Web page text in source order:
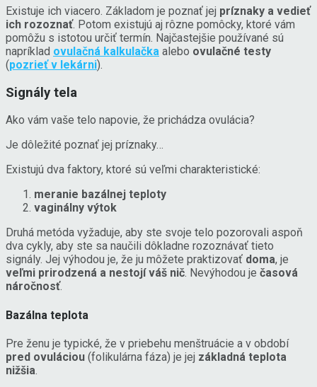
Existuje ich viacero. Základom je poznať jej príznaky a vedieť
ich rozoznať. Potom existujú aj rôzne pomôcky, ktoré vám
pomôžu s istotou určiť termín. Najčastejšie používané sú
napríklad ovulačná kalkulačka alebo ovulačné testy
(pozrieť v lekárni).
Signály tela
Ako vám vaše telo napovie, že prichádza ovulácia?
Je dôležité poznať jej príznaky…
Existujú dva faktory, ktoré sú veľmi charakteristické:
meranie bazálnej teploty
vaginálny výtok
Druhá metóda vyžaduje, aby ste svoje telo pozorovali aspoň
dva cykly, aby ste sa naučili dôkladne rozoznávať tieto
signály. Jej výhodou je, že ju môžete praktizovať doma, je
veľmi prirodzená a nestojí váš nič. Nevýhodou je časová
náročnosť.
Bazálna teplota
Pre ženu je typické, že v priebehu menštruácie a v období
pred ovuláciou (folikulárna fáza) je jej základná teplota
nižšia.